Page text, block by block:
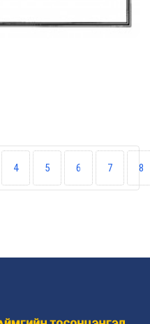
4 5 6 7 8